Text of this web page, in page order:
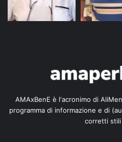
AMAxBenE è l'acronimo di
programma di informazione e di
corretti stili